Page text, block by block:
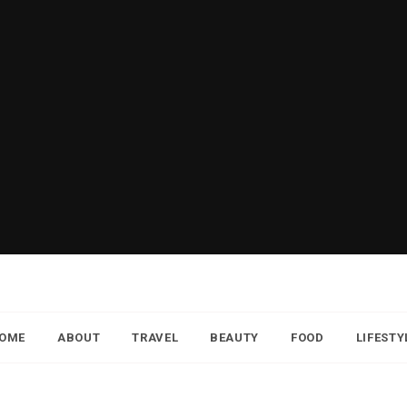
ABOUT TRAVEL BEAUTY FOOD